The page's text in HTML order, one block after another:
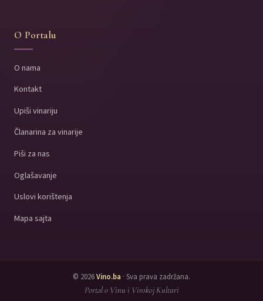
O Portalu
O nama
Kontakt
Upiši vinariju
Članarina za vinarije
Piši za nas
Oglašavanje
Uslovi korištenja
Mapa sajta
© 2026Vino.ba · Sva prava zadržana.
Portal o Vinu i Vinskoj Kulturi